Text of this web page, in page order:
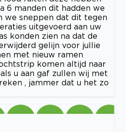
6 manden dit hadden we
we sneppen dat dit tegen
uitgevoerd aan uw
konden zien na dat de
gelijn voor jullie
met nieuw ramen
komen altijd naar
u aan gaf zullen wij met
, jammer dat u het zo